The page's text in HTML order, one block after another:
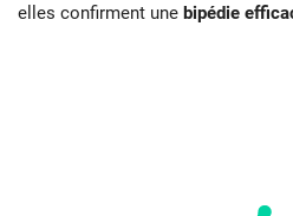
elles confirment une bipédie